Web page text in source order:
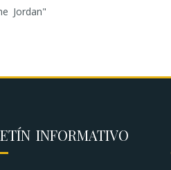
Jordan"
INFORMATIVO